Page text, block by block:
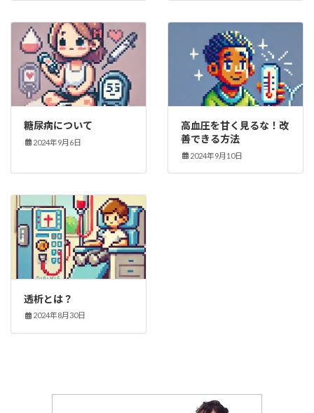
糖尿病について
2024年9月6日
高血圧を甘く見るな！改
善できる方法
2024年9月10日
透析とは？
2024年8月30日